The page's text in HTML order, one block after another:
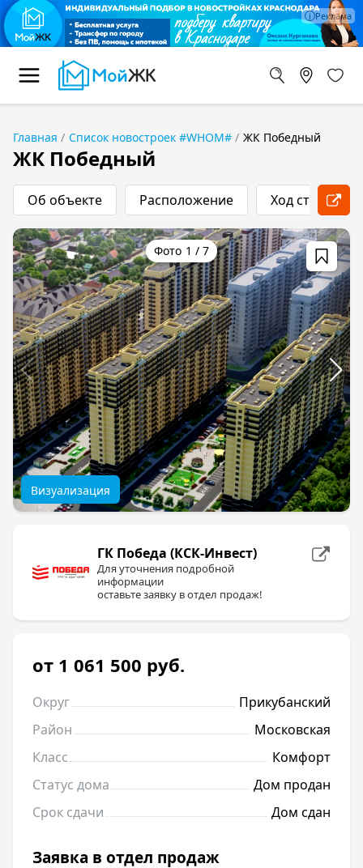
Главная Список новостроек #WHOM# ЖК Победный
ЖК Победный
Об объекте Расположение Ход
1 / 7
Визуализация
ГК Победа (КСК-Инвест)
Для уточнения подробной
информации
оставьте заявку в отдел продаж!
от 1 061 500 руб.
Округ
Прикубанский
Район
Московская
Класс
Комфорт
Статус дома
Дом продан
Срок сдачи
Дом сдан
Заявка в отдел продаж